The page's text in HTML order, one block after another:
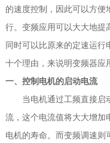
的速度控制，因此可以方便
行。变频应用可以大大地提
同时可以比原来的定速运
十个理由，来说明变频器应
一、控制电机的启动电流
当电机通过工频直接启
流，这个电流值将大大增加
电机的寿命。而变频调速则